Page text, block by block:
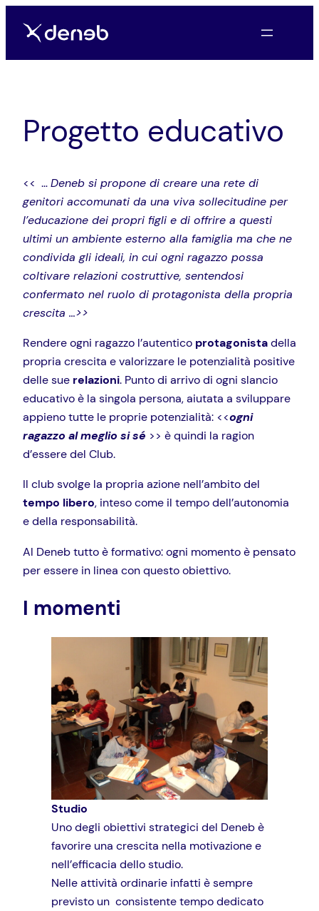
Progetto educativo
<< …Deneb si propone di creare una rete di
genitori accomunati da una viva sollecitudine per
l’educazione dei propri figli e di offrire a questi
ultimi un ambiente esterno alla famiglia ma che ne
condivida gli ideali, in cui ogni ragazzo possa
coltivare relazioni costruttive, sentendosi
confermato nel ruolo di protagonista della propria
crescita …>>
Rendere ogni ragazzo l’autentico protagonistadella
propria crescita e valorizzare le potenzialità positive
delle sue relazioni. Punto di arrivo di ogni slancio
educativo è la singola persona, aiutata a sviluppare
appieno tutte le proprie potenzialità: <<ogni
ragazzo al meglio si sé >> è quindi la ragion
d’essere del Club.
Il club svolge la propria azione nell’ambito del
tempo libero, inteso come il tempo dell’autonomia
e della responsabilità.
Al Deneb tutto è formativo: ogni momento è pensato
per essere in linea con questo obiettivo.
I momenti
Studio
Uno degli obiettivi strategici del Deneb è
favorire una crescita nella motivazione e
nell’efficacia dello studio.
Nelle attività ordinarie infatti è sempre
previsto un consistente tempo dedicato